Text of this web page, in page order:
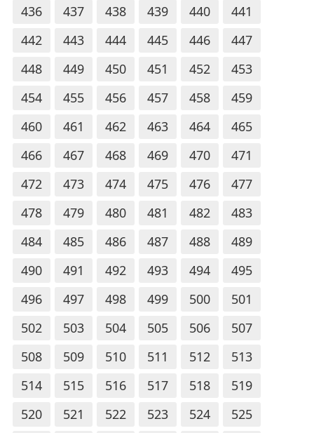
436 437 438 439 440
441
442
443 444 445 446
447
448
449 450 451 452
453
454
455 456 457 458
459
460
461 462 463 464
465
466
467 468 469 470
471
472
473 474 475 476
477
478
479 480 481 482
483
484
485 486 487 488
489
490
491 492 493 494
495
496
497 498 499 500
501
502
503 504 505 506
507
508
509 510 511 512
513
514
515 516 517 518
519
520
521 522 523 524
525